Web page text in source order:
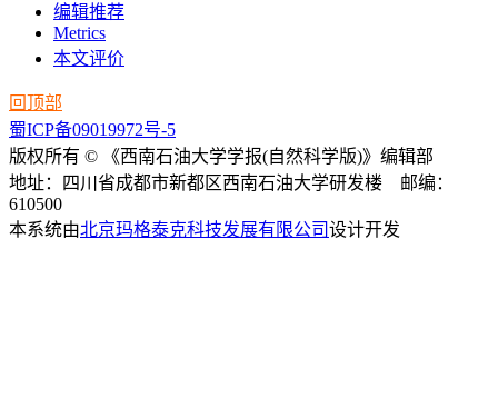
编辑推荐
Metrics
本文评价
回顶部
蜀ICP备09019972号-5
版权所有 © 《西南石油大学学报(自然科学版)》编辑部
地址：四川省成都市新都区西南石油大学研发楼 邮编：
610500
本系统由北京玛格泰克科技发展有限公司设计开发